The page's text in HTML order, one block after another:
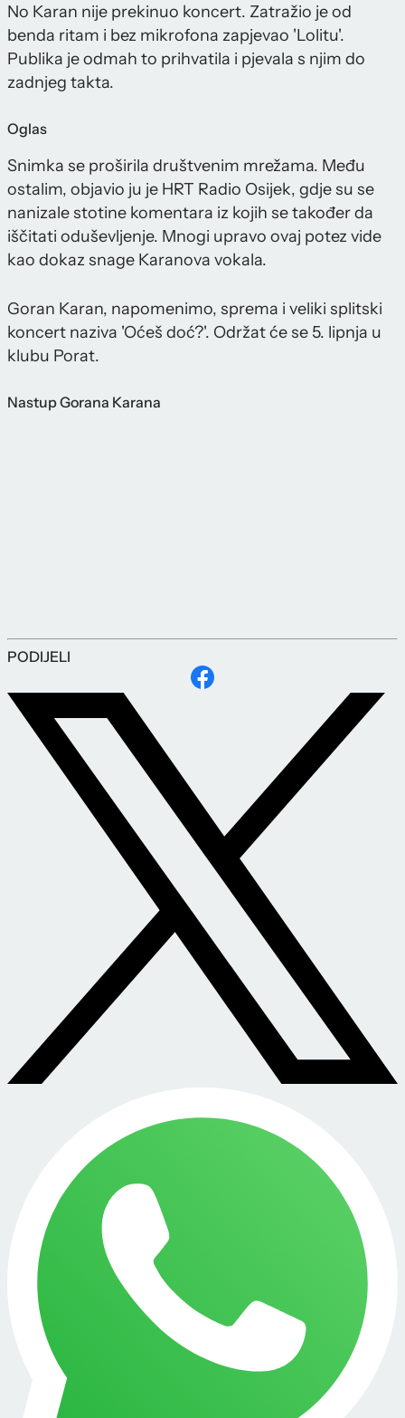
No Karan nije prekinuo koncert. Zatražio je od
benda ritam i bez mikrofona zapjevao 'Lolitu'.
Publika je odmah to prihvatila i pjevala s njim do
zadnjeg takta.
Oglas
Snimka se proširila društvenim mrežama. Među
ostalim, objavio ju je HRT Radio Osijek, gdje su se
nanizale stotine komentara iz kojih se također da
iščitati oduševljenje. Mnogi upravo ovaj potez vide
kao dokaz snage Karanova vokala.
Goran Karan, napomenimo, sprema i veliki splitski
koncert naziva 'Oćeš doć?'. Održat će se 5. lipnja u
klubu Porat.
Nastup Gorana Karana
PODIJELI